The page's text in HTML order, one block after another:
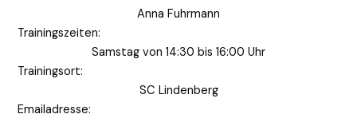
Anna Fuhrmann
Trainingszeiten:
Samstag von 14:30 bis 16:00 Uhr
Trainingsort:
SC Lindenberg
Emailadresse: